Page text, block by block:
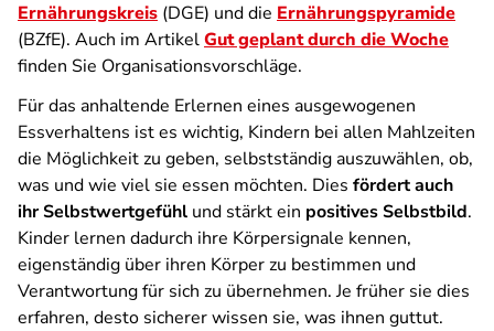
Ernährungskreis (DGE) und die Ernährungspyramide
(BZfE). Auch im ArtikelGut geplant durch die Woche
finden Sie Organisationsvorschläge.
Für das anhaltende Erlernen eines ausgewogenen
Essverhaltens ist es wichtig, Kindern bei allen Mahlzeiten
die Möglichkeit zu geben, selbstständig auszuwählen, ob,
was und wie viel sie essen möchten. Dies fördert auch
ihr Selbstwertgefühl und stärkt ein positives Selbstbild.
Kinder lernen dadurch ihre Körpersignale kennen,
eigenständig über ihren Körper zu bestimmen und
Verantwortung für sich zu übernehmen. Je früher sie dies
erfahren, desto sicherer wissen sie, was ihnen guttut.